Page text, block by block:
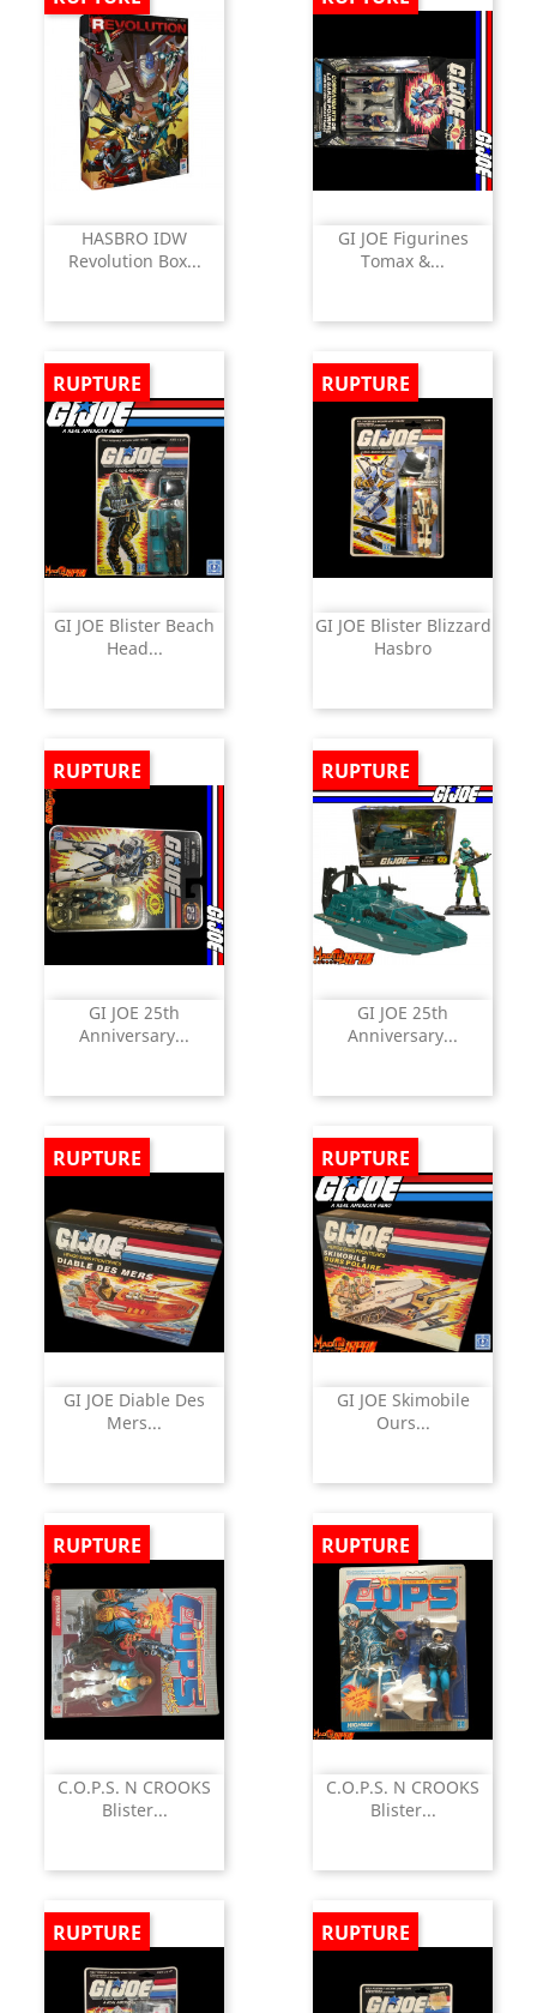
HASBRO IDW
Revolution Box...
GI JOE Figurines
Tomax &...
GI JOE Blister Beach
Head...
RUPTURE
GI JOE Blister Blizzard
Hasbro
RUPTURE
GI JOE 25th
Anniversary...
RUPTURE
GI JOE 25th
Anniversary...
RUPTURE
GI JOE Diable Des
Mers...
RUPTURE
GI JOE Skimobile
Ours...
RUPTURE
C.O.P.S. N CROOKS
Blister...
RUPTURE
C.O.P.S. N CROOKS
Blister...
RUPTURE
RUPTURE RUPTURE